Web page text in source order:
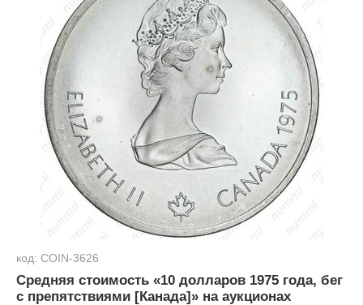
код: COIN-3626
Средняя стоимость «10 долларов 1975 года, бег
с препятствиями [Канада]» на аукционах